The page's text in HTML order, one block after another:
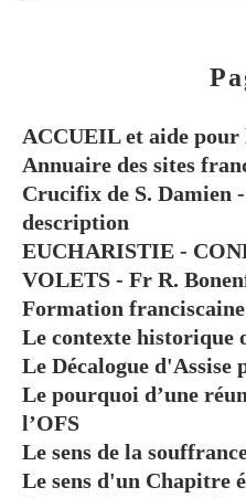
ACCUEIL et aide pour
Annuaire des sites
Crucifix de S. Damien
description
EUCHARISTIE -
VOLETS - Fr R.
Formation franciscaine
Le contexte historique
Le Décalogue d'Assise
Le pourquoi d’une
l’OFS
Le sens de la
Le sens d'un Chapitre